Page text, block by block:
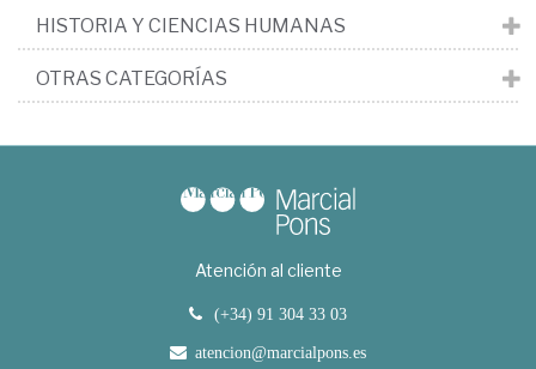
HISTORIA Y CIENCIAS HUMANAS
OTRAS CATEGORÍAS
Atención al cliente
(+34) 91 304 33 03
atencion@marcialpons.es